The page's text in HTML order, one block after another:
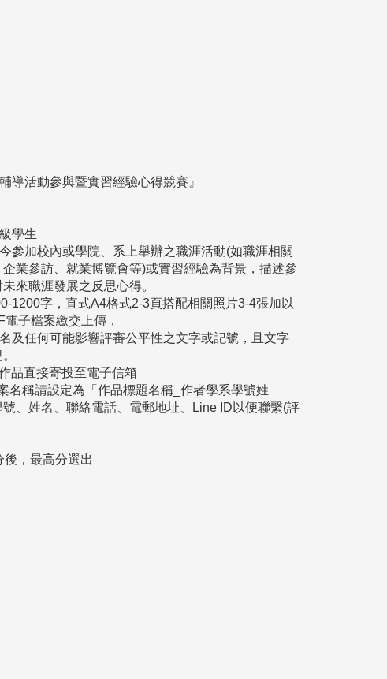
活動參與暨實習經驗心得競賽』
學生
參加校內或學院、系上舉辦之職涯活動(如職涯相關
業參訪、就業博覽會等)或實習經驗為背景，描述參
來職涯發展之反思心得。
1200字，直式A4格式2-3頁搭配相關照片3-4張加以
子檔案繳交上傳，
及任何可能影響評審公平性之文字或記號，且文字
品直接寄投至電子信箱
名稱請設定為「作品標題名稱_作者學系學號姓
、姓名、聯絡電話、電郵地址、Line ID以便聯繫(評
，最高分選出